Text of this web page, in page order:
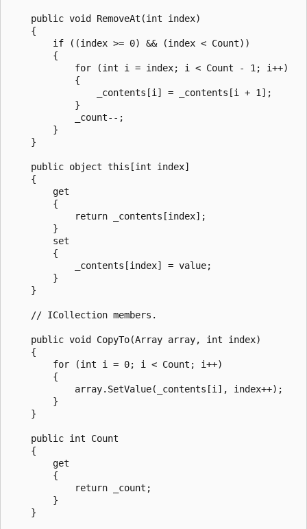
    public void RemoveAt(int index)
    {
        if ((index >= 0) && (index < Count))
        {
            for (int i = index; i < Count - 1; i++)
            {
                _contents[i] = _contents[i + 1];
            }
            _count--;
        }
    }
    public object this[int index]
    {
        get
        {
            return _contents[index];
        }
        set
        {
            _contents[index] = value;
        }
    }
    // ICollection members.
    public void CopyTo(Array array, int index)
    {
        for (int i = 0; i < Count; i++)
        {
            array.SetValue(_contents[i], index++);
        }
    }
    public int Count
    {
        get
        {
            return _count;
        }
    }